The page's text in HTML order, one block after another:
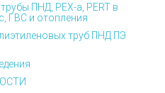
ПНД, PEX-а, PERT в
ГВС и отопления
труб ПНД ПЭ